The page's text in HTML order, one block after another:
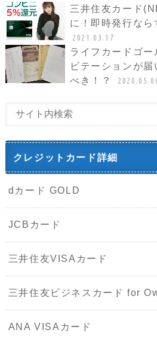
三井住友カード
に！即時発行なら
2021.03.17
ライフカードゴ
ビテーションが
べき！？
クレジットカード詳細
dカード GOLD
JCBカード
三井住友VISAカード
三井住友ビジネスカード for
ANA VISAカード